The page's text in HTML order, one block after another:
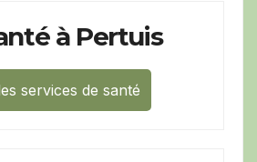
à Pertuis
services de santé